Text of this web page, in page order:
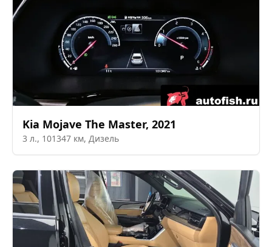
Kia Mojave The Master, 2021
3 л., 101347 км, Дизель